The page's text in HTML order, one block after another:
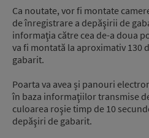
Ca noutate, vor fi montate
de înregistrare a depăşirii de
informaţia către cea de-a doua
va fi montată la aproximativ 130
gabarit.
Poarta va avea și panouri
în baza informaţiilor transmise
culoarea roşie timp de 10
depăşiri de gabarit.